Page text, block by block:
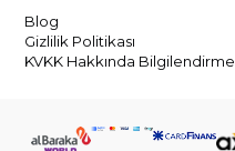
Blog
Gizlilik Politikası
KVKK Hakkında Bilgilendirme